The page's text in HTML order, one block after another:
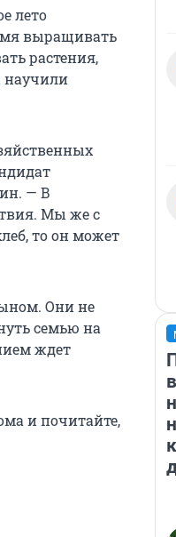
лето
выращивать
растения,
научили
— В
Мы же с
то он может
Они не
семью на
ждет
и почитайте,